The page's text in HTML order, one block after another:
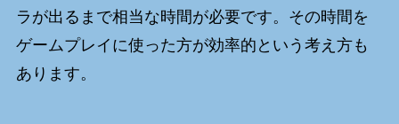
ラが出るまで相当な時間が必要です。その時間を
ゲームプレイに使った方が効率的という考え方も
あります。